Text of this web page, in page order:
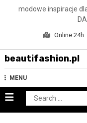
modowe inspiracje dla
Online 24h
beautifashion.pl
MENU
Search
for: